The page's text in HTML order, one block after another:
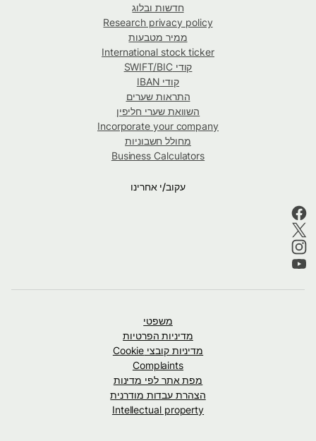
חדשות ובלוג
Research privacy policy
ממיר מטבעות
International stock ticker
קודי SWIFT/BIC
קודי IBAN
התראות שערים
השוואת שערי חליפין
Incorporate your company
מחולל חשבוניות
Business Calculators
עקוב/י אחרינו
משפטי
מדיניות הפרטיות
מדיניות קובצי Cookie
Complaints
מפת אתר לפי מדינות
הצהרת עבדות מודרנית
Intellectual property